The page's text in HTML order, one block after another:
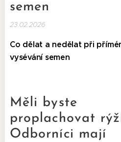
semen
23.02.2026
Co dělat a nedělat při
vysévání semen
Měli byste
proplachovat
Odborníci mají